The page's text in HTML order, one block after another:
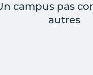
campus pas
autres